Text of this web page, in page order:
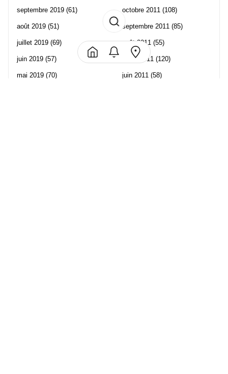
septembre 2019 (61)
août 2019 (51)
juillet 2019 (69)
juin 2019 (57)
mai 2019 (70)
octobre 2011 (108)
septembre 2011 (85)
août 2011 (55)
juillet 2011 (120)
juin 2011 (58)